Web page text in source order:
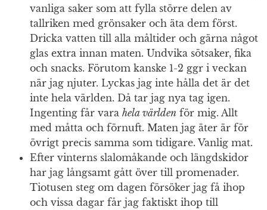
vanliga saker som att fylla större delen av
tallriken med grönsaker och äta dem först.
Dricka vatten till alla måltider och gärna något
glas extra innan maten. Undvika sötsaker, fika
och snacks. Förutom kanske 1-2 ggr i veckan
när jag njuter. Lyckas jag inte hålla det är det
inte hela världen. Då tar jag nya tag igen.
Ingenting får vara hela världen för mig. Allt
med måtta och förnuft. Maten jag äter är för
övrigt precis samma som tidigare. Vanlig mat.
Efter vinterns slalomåkande och längdskidor
har jag långsamt gått över till promenader.
Tiotusen steg om dagen försöker jag få ihop
och vissa dagar får jag faktiskt ihop till